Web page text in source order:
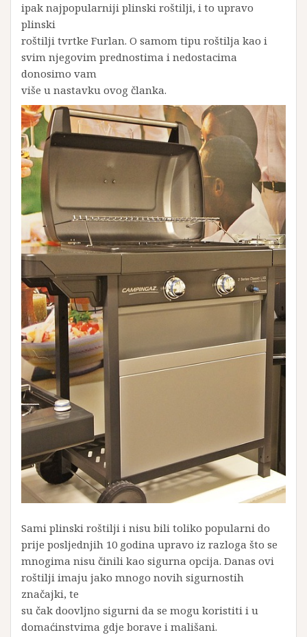
ipak najpopularniji plinski roštilji, i to upravo
plinski
roštilji tvrtke Furlan. O samom tipu roštilja kao i
svim njegovim prednostima i nedostacima
donosimo vam
više u nastavku ovog članka.
Sami plinski roštilji i nisu bili toliko popularni do
prije posljednjih 10 godina upravo iz razloga što se
mnogima nisu činili kao sigurna opcija. Danas ovi
roštilji imaju jako mnogo novih sigurnostih
značajki, te
su čak doovljno sigurni da se mogu koristiti i u
domaćinstvima gdje borave i mališani.